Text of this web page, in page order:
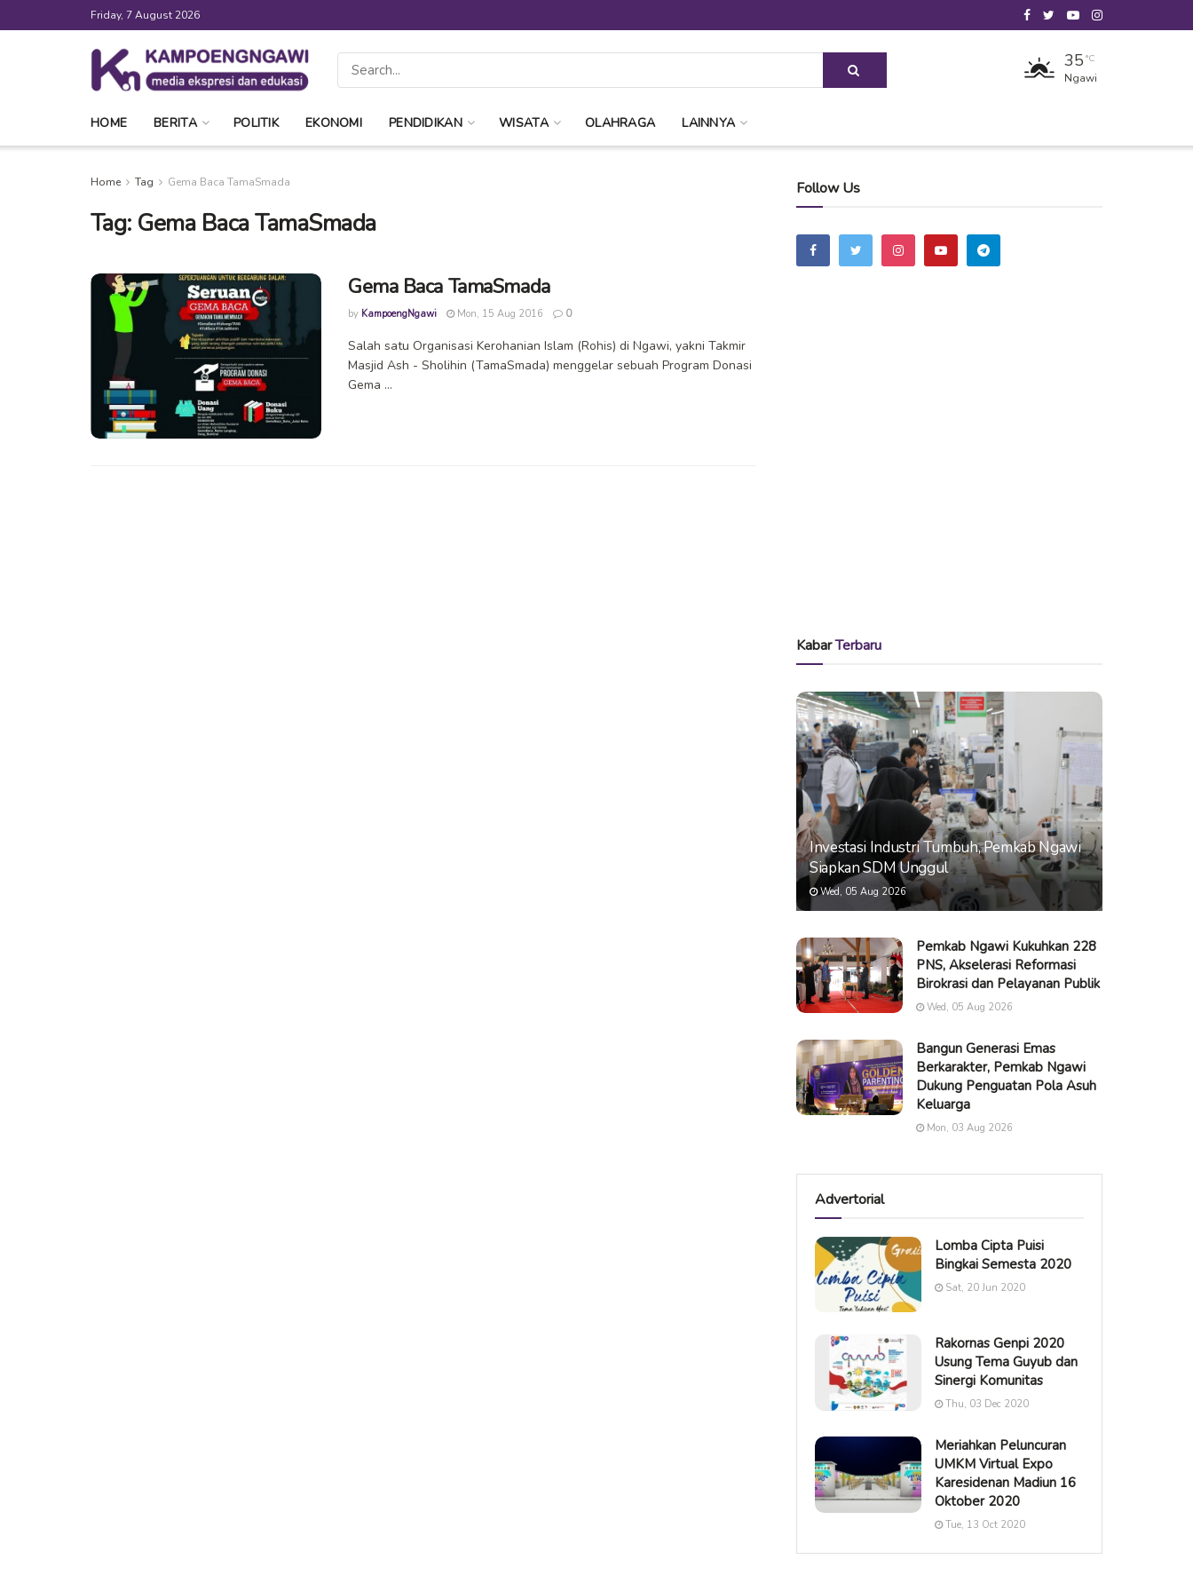
Friday, 7 August 2026
35 °C
Ngawi
HOME BERITA POLITIK EKONOMI PENDIDIKAN WISATA OLAHRAGA LAINNYA
Home Tag Gema Baca TamaSmada
Tag: Gema Baca TamaSmada
Gema Baca TamaSmada
by KampoengNgawi Mon, 15 Aug 2016 0
Salah satu Organisasi Kerohanian Islam (Rohis) di Ngawi, yakni Takmir
Masjid Ash - Sholihin (TamaSmada) menggelar sebuah Program Donasi
Gema ...
Follow Us
KabarTerbaru
Investasi Industri Tumbuh, Pemkab Ngawi
Siapkan SDM Unggul
Wed, 05 Aug 2026
Pemkab Ngawi Kukuhkan 228
PNS, Akselerasi Reformasi
Birokrasi dan Pelayanan Publik
Wed, 05 Aug 2026
Bangun Generasi Emas
Berkarakter, Pemkab Ngawi
Dukung Penguatan Pola Asuh
Keluarga
Mon, 03 Aug 2026
Advertorial
Lomba Cipta Puisi
Bingkai Semesta 2020
Sat, 20 Jun 2020
Rakornas Genpi 2020
Usung Tema Guyub dan
Sinergi Komunitas
Thu, 03 Dec 2020
Meriahkan Peluncuran
UMKM Virtual Expo
Karesidenan Madiun 16
Oktober 2020
Tue, 13 Oct 2020